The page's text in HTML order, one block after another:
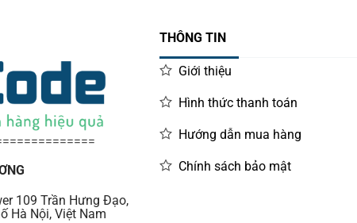
109 Trần Hưng Đạo,
Hà Nội, Việt Nam
THÔNG TIN
Giới thiệu
Hình thức thanh toán
Hướng dẫn mua hàng
Chính sách bảo mật